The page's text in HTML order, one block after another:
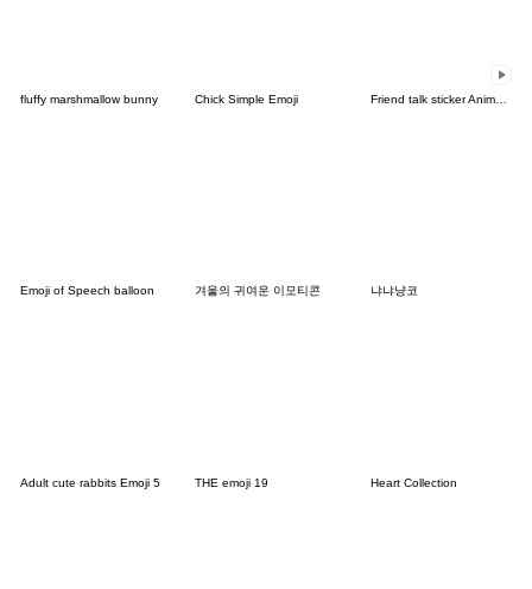
fluffy marshmallow bunny Chick Simple Emoji Friend talk sticker Animation Emoji
Emoji of Speech balloon 겨울의 귀여운 이모티콘 냐냐냥코
Adult cute rabbits Emoji 5 THE emoji 19 Heart Collection